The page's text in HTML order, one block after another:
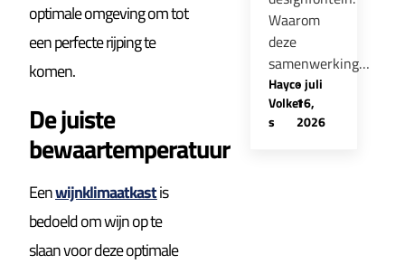
optimale omgeving om tot
een perfecte rijping te
komen.
De juiste
bewaartemperatuur
Eenwijnklimaatkastis
bedoeld om wijn op te
slaan voor deze optimale
Waarom
deze
samenwerking…
Hayco
Volker
s
-juli
16,
2026